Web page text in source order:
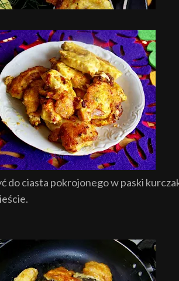
do ciasta pokrojonego w paski